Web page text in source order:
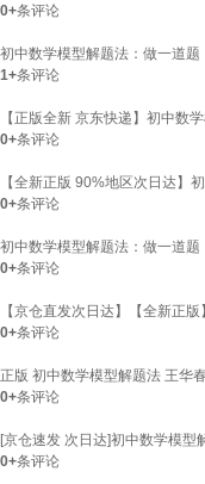
0+条评论
初中数学模型解题法：做一道题
1+条评论
【正版全新 京东快递】初中数
0+条评论
【全新正版 90%地区次日达】
0+条评论
初中数学模型解题法：做一道题
0+条评论
【京仓直发次日达】【全新正
0+条评论
正版 初中数学模型解题法 王华
0+条评论
[京仓速发 次日达]初中数学模型
0+条评论